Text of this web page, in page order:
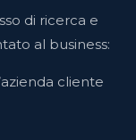
di ricerca e
al business:
cliente